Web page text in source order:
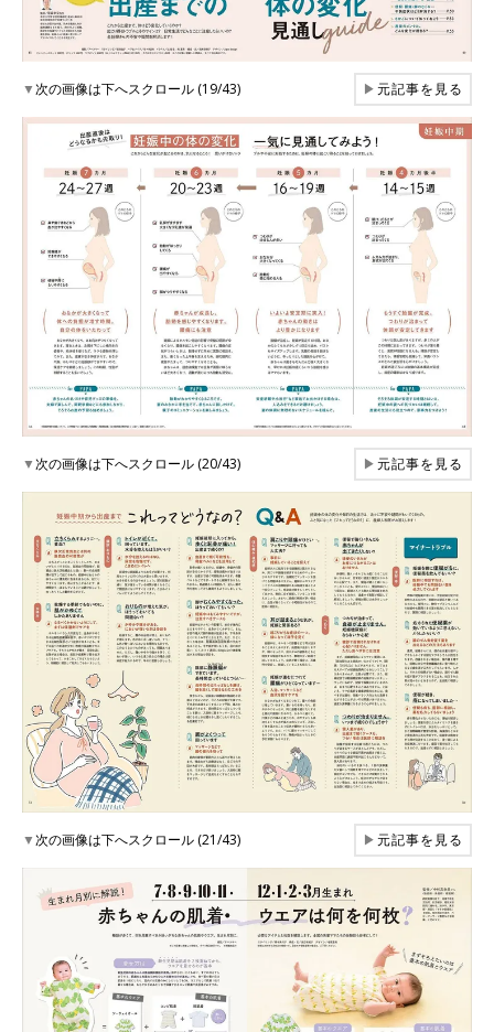
▼次の画像は下へスクロール (19/43) ▶元記事を見る
▼次の画像は下へスクロール (20/43) ▶元記事を見る
▼次の画像は下へスクロール (21/43) ▶元記事を見る